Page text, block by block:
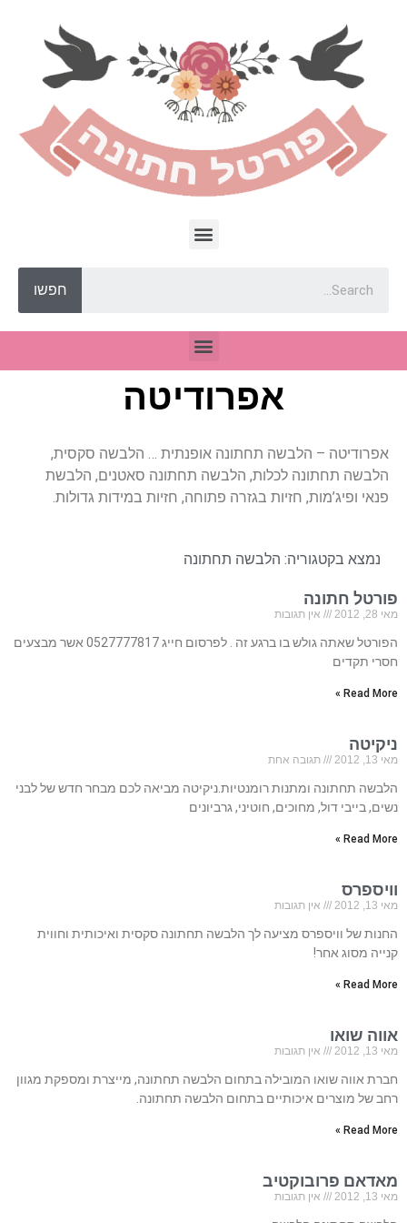
חפשו
אפרודיטה
אפרודיטה – הלבשה תחתונה אופנתית … הלבשה סקסית,
הלבשה תחתונה לכלות, הלבשה תחתונה סאטנים, הלבשת
פנאי ופיג’מות, חזיות בגזרה פתוחה, חזיות במידות גדולות.
נמצא בקטגוריה: הלבשה תחתונה
פורטל חתונה
מאי 28, 2012 אין תגובות
הפורטל שאתה גולש בו ברגע זה . לפרסום חייג 0527777817 אשר מבצעים
חסרי תקדים
Read More »
ניקיטה
מאי 13, 2012 תגובה אחת
הלבשה תחתונה ומתנות רומנטיות.ניקיטה מביאה לכם מבחר חדש של לבני
נשים, בייבי דול, מחוכים, חוטיני, גרביונים
Read More »
וויספרס
מאי 13, 2012 אין תגובות
החנות של וויספרס מציעה לך הלבשה תחתונה סקסית ואיכותית וחווית
קנייה מסוג אחר!
Read More »
אווה שואו
מאי 13, 2012 אין תגובות
חברת אווה שואו המובילה בתחום הלבשה תחתונה, מייצרת ומספקת מגוון
רחב של מוצרים איכותיים בתחום הלבשה תחתונה.
Read More »
מאדאם פרובוקטיב
מאי 13, 2012 אין תגובות